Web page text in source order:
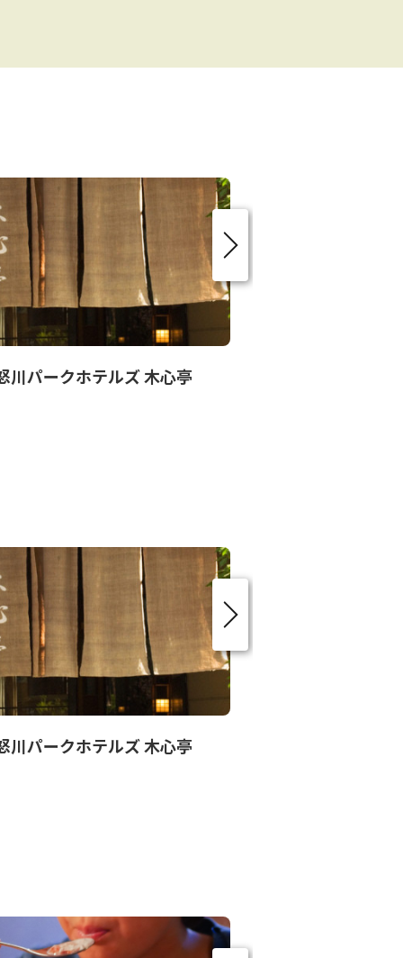
川パークホテルズ 木心亭
川パークホテルズ 木心亭